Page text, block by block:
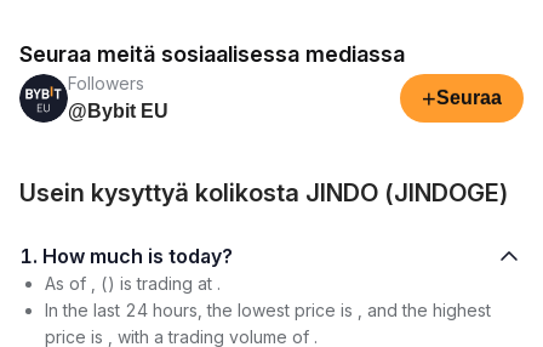
Seuraa meitä sosiaalisessa mediassa
Followers
@Bybit EU
+Seuraa
Usein kysyttyä kolikosta JINDO (JINDOGE)
1. How much is today?
As of , () is trading at .
In the last 24 hours, the lowest price is , and the highest
price is , with a trading volume of .